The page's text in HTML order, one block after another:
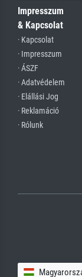
Impresszum
& Kapcsolat
· Kapcsolat
· Impresszum
· ÁSZF
· Adatvédelem
· Elállási Jog
· Reklamáció
· Rólunk